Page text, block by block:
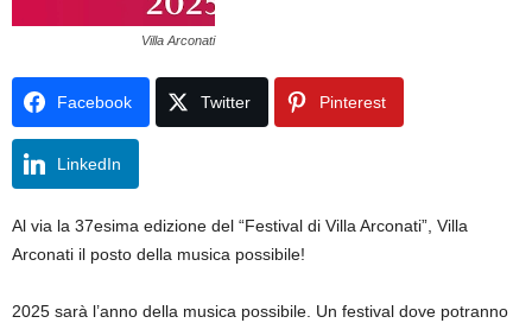
Villa Arconati
Facebook Twitter Pinterest
LinkedIn
Al via la 37esima edizione del “Festival di Villa Arconati”, Villa
Arconati il posto della musica possibile!
2025 sarà l’anno della musica possibile. Un festival dove potranno